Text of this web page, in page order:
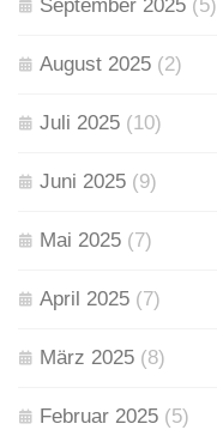
September 2025 (5)
August 2025 (2)
Juli 2025 (10)
Juni 2025 (9)
Mai 2025 (7)
April 2025 (7)
März 2025 (8)
Februar 2025 (5)